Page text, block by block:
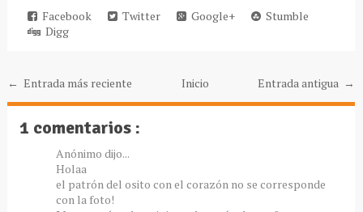
Facebook Twitter Google+
Stumble
Digg
← Entrada más reciente Entrada antigua →
Inicio
1 comentarios :
Anónimo dijo...
Holaa
el patrón del osito con el corazón no se corresponde
con la foto!